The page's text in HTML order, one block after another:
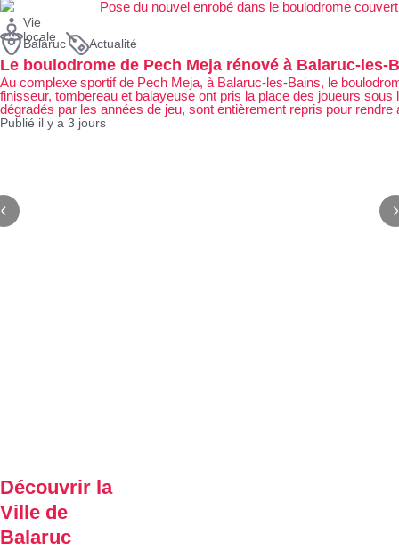
Vie
locale
Balaruc Actualité
Le boulodrome de Pech Meja rénové à Balaruc-les-
Au complexe sportif de Pech Meja, à Balaruc-les-Bains, le
finisseur, tombereau et balayeuse ont pris la place des joueurs
dégradés par les années de jeu, sont entièrement repris pour
Publié il y a 3 jours
Découvrir la
Ville de
Balaruc